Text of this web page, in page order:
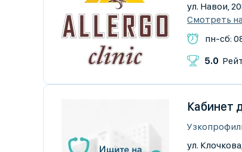
ул. Навои,
Смотреть
пн-сб:
5.0
Кабинет
ул.